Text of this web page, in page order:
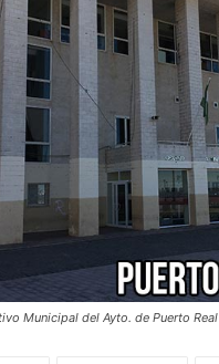
Municipal del Ayto. de Puerto Real